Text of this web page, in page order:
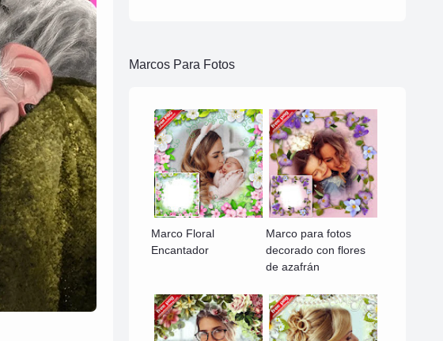
Marcos Para Fotos
Marco Floral
Encantador
Marco para fotos
decorado con flores
de azafrán